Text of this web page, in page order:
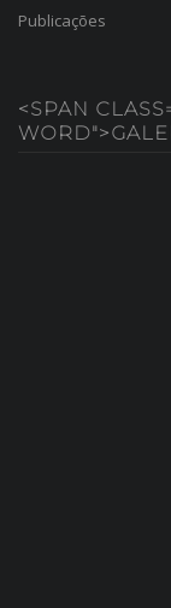
Publicações
<SPAN